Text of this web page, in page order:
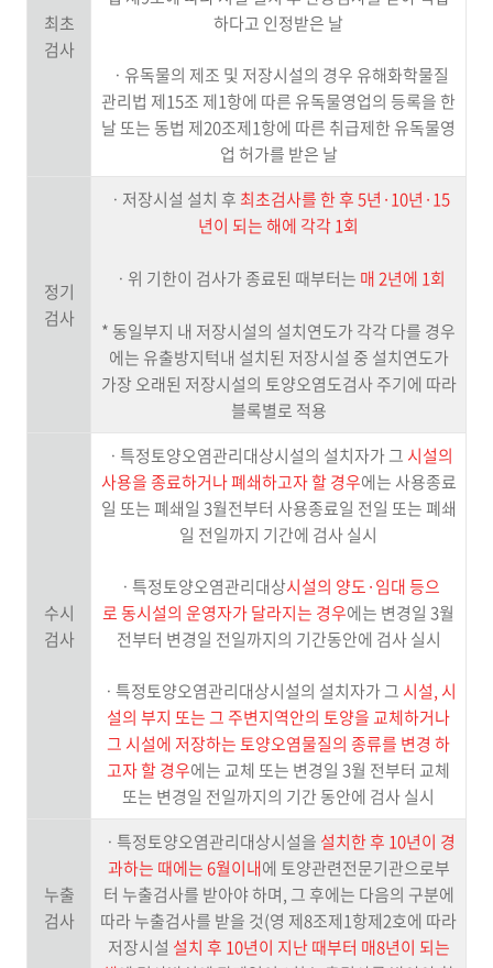
최초
검사
하다고 인정받은 날
ㆍ유독물의 제조 및 저장시설의 경우 유해화학물질
관리법 제15조 제1항에 따른 유독물영업의 등록을 한
날 또는 동법 제20조제1항에 따른 취급제한 유독물영
업 허가를 받은 날
정기
검사
ㆍ저장시설 설치 후 최초검사를 한 후 5년·10년·15
년이 되는 해에 각각 1회
ㆍ위 기한이 검사가 종료된 때부터는 매 2년에 1회
* 동일부지 내 저장시설의 설치연도가 각각 다를 경우
에는 유출방지턱내 설치된 저장시설 중 설치연도가
가장 오래된 저장시설의 토양오염도검사 주기에 따라
블록별로 적용
수시
검사
ㆍ특정토양오염관리대상시설의 설치자가 그 시설의
사용을 종료하거나 폐쇄하고자 할 경우에는 사용종료
일 또는 폐쇄일 3월전부터 사용종료일 전일 또는 폐쇄
일 전일까지 기간에 검사 실시
ㆍ특정토양오염관리대상시설의 양도·임대 등으
로 동시설의 운영자가 달라지는 경우에는 변경일 3월
전부터 변경일 전일까지의 기간동안에 검사 실시
ㆍ특정토양오염관리대상시설의 설치자가 그 시설, 시
설의 부지 또는 그 주변지역안의 토양을 교체하거나
그 시설에 저장하는 토양오염물질의 종류를 변경 하
고자 할 경우에는 교체 또는 변경일 3월 전부터 교체
또는 변경일 전일까지의 기간 동안에 검사 실시
누출
검사
ㆍ특정토양오염관리대상시설을 설치한 후 10년이 경
과하는 때에는 6월이내에 토양관련전문기관으로부
터 누출검사를 받아야 하며, 그 후에는 다음의 구분에
따라 누출검사를 받을 것(영 제8조제1항제2호에 따라
저장시설 설치 후 10년이 지난 때부터 매8년이 되는